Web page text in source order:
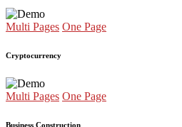
Multi Pages One Page
Cryptocurrency
Multi Pages One Page
Business Construction